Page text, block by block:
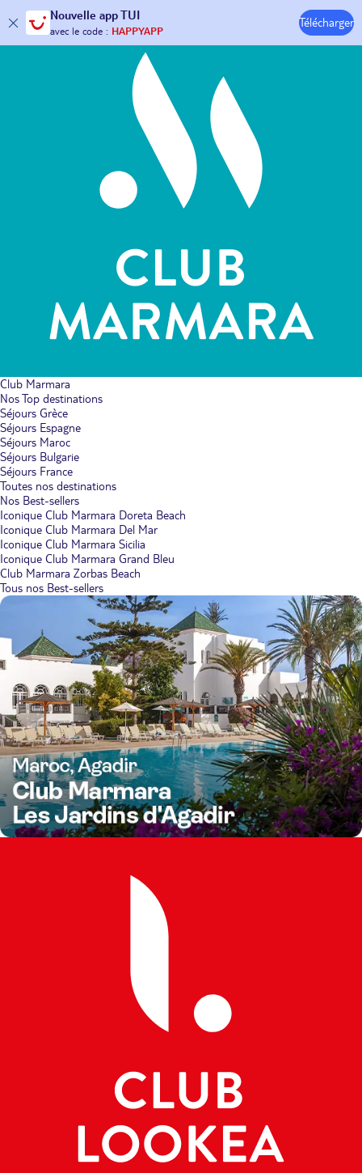
Nouvelle app TUI
30€ offerts*sur votrevoyage !
avec le code :HAPPYAPP
Télécharger
Hôtels & Clubs
Club Marmara
Nos Top destinations
Séjours Grèce
Séjours Espagne
Séjours Maroc
Séjours Bulgarie
Séjours France
Toutes nos destinations
Nos Best-sellers
Iconique Club Marmara Doreta Beach
Iconique Club Marmara Del Mar
Iconique Club Marmara Sicilia
Iconique Club Marmara Grand Bleu
Club Marmara Zorbas Beach
Tous nos Best-sellers